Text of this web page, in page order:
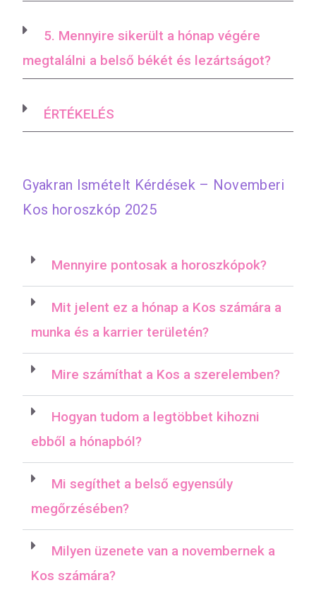
5. Mennyire sikerült a hónap végére
megtalálni a belső békét és lezártságot?
ÉRTÉKELÉS
Gyakran Ismételt Kérdések – Novemberi
Kos horoszkóp 2025
Mennyire pontosak a horoszkópok?
Mit jelent ez a hónap a Kos számára a
munka és a karrier területén?
Mire számíthat a Kos a szerelemben?
Hogyan tudom a legtöbbet kihozni
ebből a hónapból?
Mi segíthet a belső egyensúly
megőrzésében?
Milyen üzenete van a novembernek a
Kos számára?